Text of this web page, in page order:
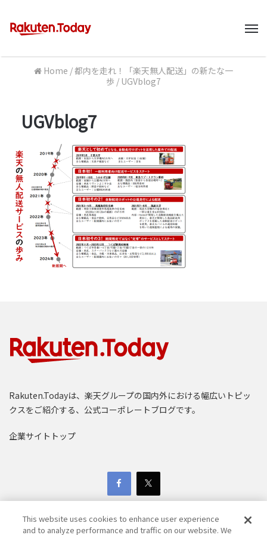
Home /都内を走れ！「楽天無人配送」の新たな一
歩 / UGVblog7
UGVblog7
Rakuten.Todayは、楽天グループの国内外における幅広いトピッ
クスをご紹介する、公式コーポレートブログです。
企業サイトトップ
This website uses cookies to enhance user experience
and to analyze performance and traffic on our website. We